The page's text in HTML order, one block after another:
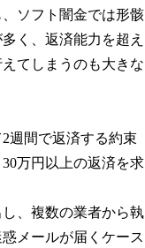
ソフト闇金では形骸
く、返済能力を超え
てしまうのも大きな
2週間で返済する約束
万円以上の返済を求
し、複数の業者から執
メールが届くケース